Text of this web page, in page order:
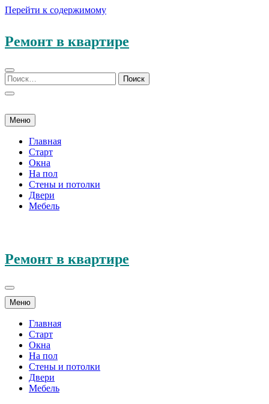
Перейти к содержимому
Ремонт в квартире
Меню
Главная
Старт
Окна
На пол
Стены и потолки
Двери
Мебель
Ремонт в квартире
Меню
Главная
Старт
Окна
На пол
Стены и потолки
Двери
Мебель